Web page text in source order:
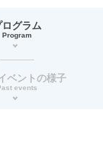
ログラム
Program
ベントの様子
events